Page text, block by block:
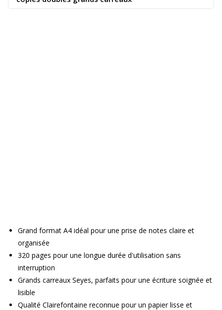
Grand format A4 idéal pour une prise de notes claire et
organisée
320 pages pour une longue durée d'utilisation sans
interruption
Grands carreaux Seyes, parfaits pour une écriture soignée et
lisible
Qualité Clairefontaine reconnue pour un papier lisse et